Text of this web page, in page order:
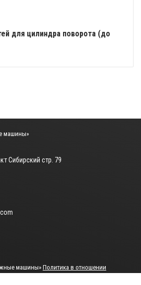
для цилиндра поворота (до
Сибирский стр. 79
машины» Политика в отношении